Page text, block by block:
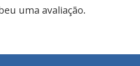
uma avaliação.